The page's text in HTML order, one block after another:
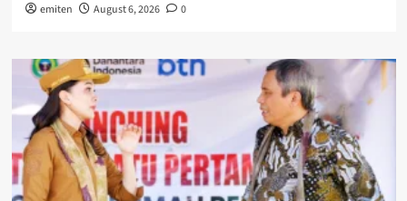
emiten August 6, 2026 0